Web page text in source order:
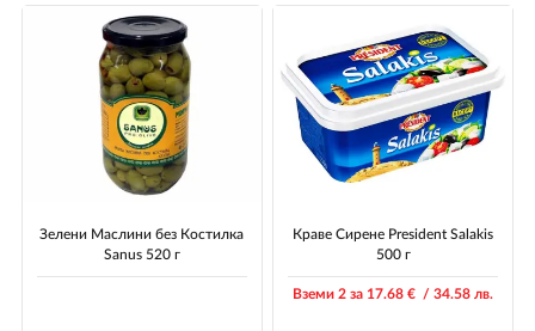
Зелени Маслини без Костилка
Sanus 520 г
Краве Сирене President Salakis
500 г
Вземи 2 за 17.68 € / 34.58 лв.